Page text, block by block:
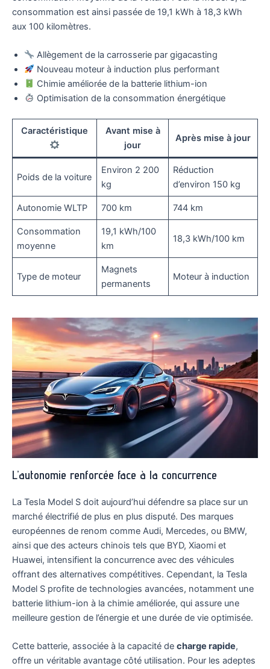
consommation est ainsi passée de 19,1 kWh à 18,3 kWh
aux 100 kilomètres.
Allègement de la carrosserie par gigacasting
Nouveau moteur à induction plus performant
Chimie améliorée de la batterie lithium-ion
Optimisation de la consommation énergétique
Caractéristique
Avant mise à
jour
Après mise à jour
Poids de la voiture
Environ 2 200
kg
Réduction
d’environ 150 kg
Autonomie WLTP 700 km 744 km
Consommation
moyenne
19,1 kWh/100
km
18,3 kWh/100 km
Type de moteur
Magnets
permanents
Moteur à induction
L’autonomie renforcée face à la concurrence
La Tesla Model S doit aujourd’hui défendre sa place sur un
marché électrifié de plus en plus disputé. Des marques
européennes de renom comme Audi, Mercedes, ou BMW,
ainsi que des acteurs chinois tels que BYD, Xiaomi et
Huawei, intensifient la concurrence avec des véhicules
offrant des alternatives compétitives. Cependant, la Tesla
Model S profite de technologies avancées, notamment une
batterie lithium-ion à la chimie améliorée, qui assure une
meilleure gestion de l’énergie et une durée de vie optimisée.
Cette batterie, associée à la capacité de charge rapide,
offre un véritable avantage côté utilisation. Pour les adeptes